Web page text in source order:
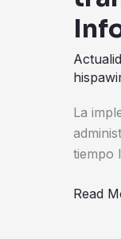
La
tiempo
Read